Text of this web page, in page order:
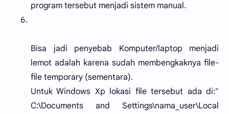
program tersebut menjadi sistem manual.
Bisa jadi penyebab Komputer/laptop menjadi
lemot adalah karena sudah membengkaknya file-
file temporary (sementara).
Untuk Windows Xp lokasi file tersebut ada di:"
C:\Documents and Settings\nama_user\Local